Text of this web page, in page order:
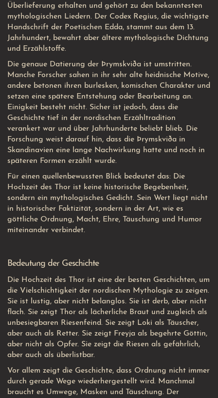
Überlieferung erhalten und gehört zu den bekanntesten
mythologischen Liedern. Der Codex Regius, die wichtigste
Handschrift der Poetischen Edda, stammt aus dem 13.
Jahrhundert, bewahrt aber ältere mythologische Dichtung
und Erzählstoffe.
Die genaue Datierung der Þrymskviða ist umstritten.
Manche Forscher sahen in ihr sehr alte heidnische Motive,
andere betonen ihren burlesken, komischen Charakter und
setzen eine spätere Entstehung oder Bearbeitung an.
Einigkeit besteht nicht. Sicher ist jedoch, dass die
Geschichte tief in der nordischen Erzähltradition
verankert war und über Jahrhunderte beliebt blieb. Die
Forschung weist darauf hin, dass die Þrymskviða in
Skandinavien eine lange Nachwirkung hatte und noch in
späteren Formen erzählt wurde.
Für einen quellenbewussten Blick bedeutet das: Die
Hochzeit des Thor ist keine historische Begebenheit,
sondern ein mythologisches Gedicht. Sein Wert liegt nicht
in historischer Faktizität, sondern in der Art, wie es
göttliche Ordnung, Macht, Ehre, Täuschung und Humor
miteinander verbindet.
Bedeutung der Geschichte
Die Hochzeit des Thor ist eine der besten Geschichten, um
die Vielschichtigkeit der nordischen Mythologie zu zeigen.
Sie ist lustig, aber nicht belanglos. Sie ist derb, aber nicht
flach. Sie zeigt Thor als lächerliche Braut und zugleich als
unbesiegbaren Riesenfeind. Sie zeigt Loki als Täuscher,
aber auch als Retter. Sie zeigt Freyja als begehrte Göttin,
aber nicht als Opfer. Sie zeigt die Riesen als gefährlich,
aber auch als überlistbar.
Vor allem zeigt die Geschichte, dass Ordnung nicht immer
durch gerade Wege wiederhergestellt wird. Manchmal
braucht es Umwege, Masken und Täuschung. Der